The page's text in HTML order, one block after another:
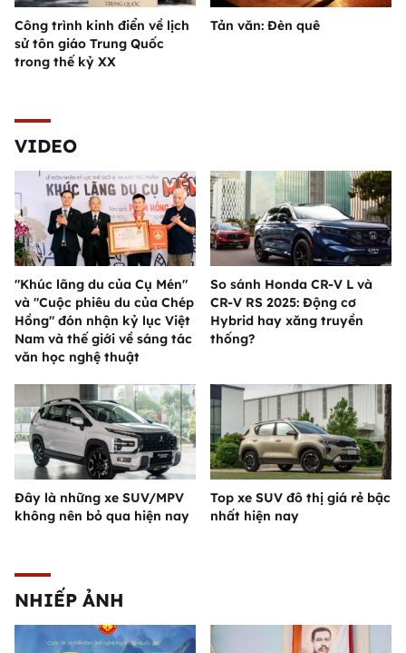
Công trình kinh điển về lịch
sử tôn giáo Trung Quốc
trong thế kỷ XX
Tản văn: Đèn quê
VIDEO
"Khúc lãng du của Cụ Mén"
và "Cuộc phiêu du của Chép
Hồng" đón nhận kỷ lục Việt
Nam và thế giới về sáng tác
văn học nghệ thuật
So sánh Honda CR-V L và
CR-V RS 2025: Động cơ
Hybrid hay xăng truyền
thống?
Đây là những xe SUV/MPV
không nên bỏ qua hiện nay
Top xe SUV đô thị giá rẻ bậc
nhất hiện nay
NHIẾP ẢNH